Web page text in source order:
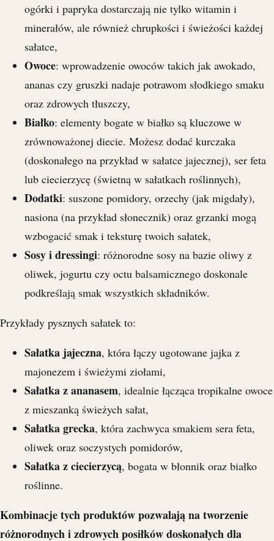
ogórki i papryka dostarczają nie tylko witamin i
minerałów, ale również chrupkości i świeżości każdej
sałatce,
Owoce: wprowadzenie owoców takich jak awokado,
ananas czy gruszki nadaje potrawom słodkiego smaku
oraz zdrowych tłuszczy,
Białko: elementy bogate w białko są kluczowe w
zrównoważonej diecie. Możesz dodać kurczaka
(doskonałego na przykład w sałatce jajecznej), ser feta
lub ciecierzycę (świetną w sałatkach roślinnych),
Dodatki: suszone pomidory, orzechy (jak migdały),
nasiona (na przykład słonecznik) oraz grzanki mogą
wzbogacić smak i teksturę twoich sałatek,
Sosy i dressingi: różnorodne sosy na bazie oliwy z
oliwek, jogurtu czy octu balsamicznego doskonale
podkreślają smak wszystkich składników.
Przykłady pysznych sałatek to:
Sałatka jajeczna, która łączy ugotowane jajka z
majonezem i świeżymi ziołami,
Sałatka z ananasem, idealnie łącząca tropikalne owoce
z mieszanką świeżych sałat,
Sałatka grecka, która zachwyca smakiem sera feta,
oliwek oraz soczystych pomidorów,
Sałatka z ciecierzycą, bogata w błonnik oraz białko
roślinne.
Kombinacje tych produktów pozwalają na tworzenie
różnorodnych i zdrowych posiłków doskonałych dla